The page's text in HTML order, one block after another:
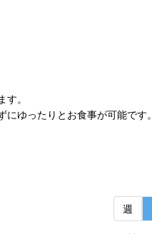
。
ゆったりとお食事が可能です。
週